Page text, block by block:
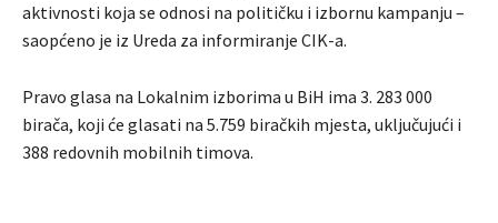
aktivnosti koja se odnosi na političku i izbornu kampanju –
saopćeno je iz Ureda za informiranje CIK-a.
Pravo glasa na Lokalnim izborima u BiH ima 3. 283 000
birača, koji će glasati na 5.759 biračkih mjesta, uključujući i
388 redovnih mobilnih timova.